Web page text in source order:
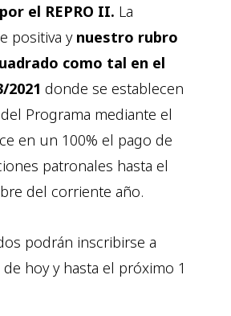
el REPRO II. La
positiva y nuestro rubro
como tal en el
2021 donde se establecen
Programa mediante el
en un 100% el pago de
patronales hasta el
del corriente año.
podrán inscribirse a
hoy y hasta el próximo 1